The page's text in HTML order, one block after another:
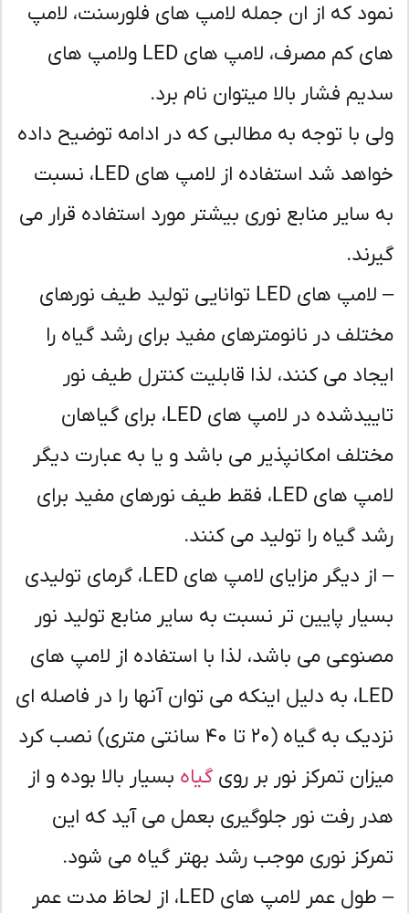
که از ان جمله لامپ های فلورسنت، لامپ
های کم مصرف، لامپ های LED ولامپ های
فشار بالا میتوان نام برد.
با توجه به مطالبی که در ادامه توضیح داده
خواهد شد استفاده از لامپ های LED، نسبت
سایر منابع نوری بیشتر مورد استفاده قرار می
– لامپ های LED توانایی تولید طیف نورهای
در نانومترهای مفید برای رشد گیاه را
می کنند، لذا قابلیت کنترل طیف نور
تاییدشده در لامپ های LED، برای گیاهان
امکانپذیر می باشد و یا به عبارت دیگر
لامپ های LED، فقط طیف نورهای مفید برای
گیاه را تولید می کنند.
– از دیگر مزایای لامپ های LED، گرمای تولیدی
پایین تر نسبت به سایر منابع تولید نور
می باشد، لذا با استفاده از لامپ های
LED، به دلیل اینکه می توان آنها را در فاصله ای
نزدیک به گیاه (۲۰ تا ۴۰ سانتی متری) نصب کرد
تمرکز نور بر رویگیاهبسیار بالا بوده و از
رفت نور جلوگیری بعمل می آید که این
نوری موجب رشد بهتر گیاه می شود.
– طول عمر لامپ های LED، از لحاظ مدت عمر